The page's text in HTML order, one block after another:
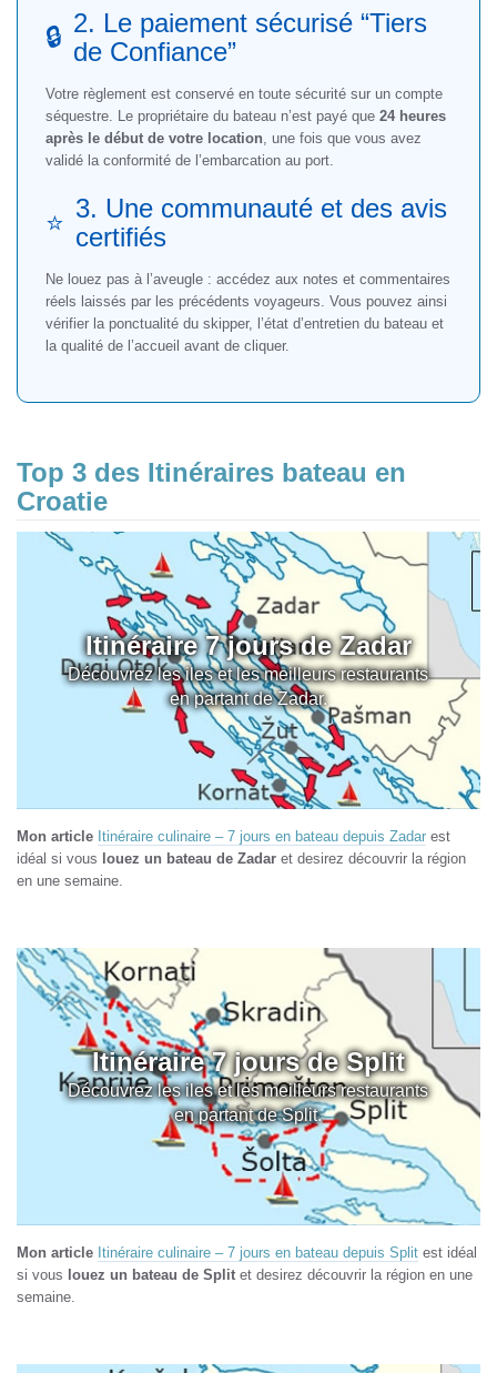
🔒 2. Le paiement sécurisé “Tiers
de Confiance”
Votre règlement est conservé en toute sécurité sur un compte
séquestre. Le propriétaire du bateau n’est payé que 24 heures
après le début de votre location , une fois que vous avez
validé la conformité de l’embarcation au port.
⭐ 3. Une communauté et des avis
certifiés
Ne louez pas à l’aveugle : accédez aux notes et commentaires
réels laissés par les précédents voyageurs. Vous pouvez ainsi
vérifier la ponctualité du skipper, l’état d’entretien du bateau et
la qualité de l’accueil avant de cliquer.
Top 3 des Itinéraires bateau en
Croatie
Itinéraire 7 jours de Zadar
Découvrez les iles et les meilleurs restaurants
en partant de Zadar.
Mon article Itinéraire culinaire – 7 jours en bateau depuis Zadar est
idéal si vous louez un bateau de Zadar et desirez découvrir la région
en une semaine.
Itinéraire 7 jours de Split
Découvrez les iles et les meilleurs restaurants
en partant de Split.
Mon article Itinéraire culinaire – 7 jours en bateau depuis Split est idéal
si vous louez un bateau de Split et desirez découvrir la région en une
semaine.